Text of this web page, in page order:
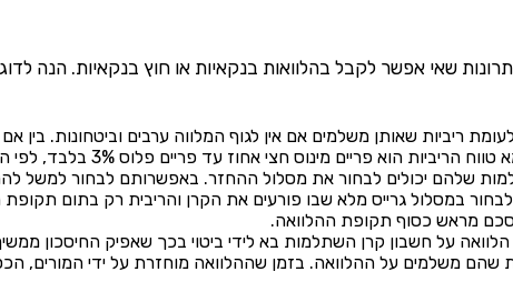
שאי אפשר לקבל בהלוואות בנקאיות או חוץ בנקאיות. הנה
ריביות שאותן משלמים אם אין לגוף המלווה ערבים וביטחונות. בין
מינוס חצי אחוז עד פריים פלוס 3% בלבד, לפי המסלול הנבחר.
שלהם יכולים לבחור את מסלול ההחזר. באפשרותם לבחור למשל
במסלול גרייס מלא שבו פורעים את הקרן והריבית רק בתום תקופת
מראש כסוף תקופת ההלוואה.
על חשבון קרן השתלמות בא לידי ביטוי בכך שאפיק החיסכון
שהם משלמים על ההלוואה. בזמן שההלוואה מוחזרת על ידי המורים,